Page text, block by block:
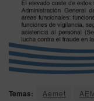
Temas: Aemet